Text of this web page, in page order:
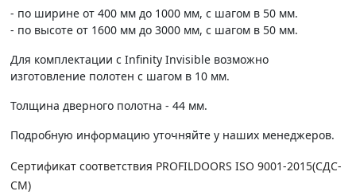
- по ширине от 400 мм до 1000 мм, с шагом в 50 мм.
- по высоте от 1600 мм до 3000 мм, с шагом в 50 мм.
Для комплектации с Infinity Invisible возможно
изготовление полотен с шагом в 10 мм.
Толщина дверного полотна - 44 мм.
Подробную информацию уточняйте у наших менеджеров.
Сертификат соответствия PROFILDOORS ISO 9001-2015(СДС-
СМ)